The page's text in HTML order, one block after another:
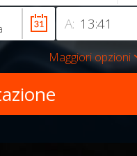
A:
Maggiori opzioni